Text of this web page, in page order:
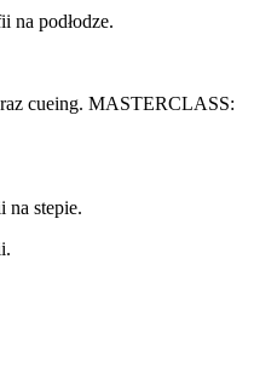
na podłodze.
cueing. MASTERCLASS:
na stepie.